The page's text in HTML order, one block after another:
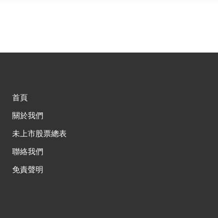
首頁
關於我們
未上市股票總表
聯絡我們
免責聲明